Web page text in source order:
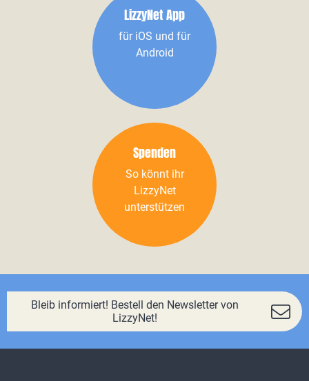
LizzyNet App
für iOS und für
Android
Spenden
So könnt ihr
LizzyNet
unterstützen
Bleib informiert! Bestell den Newsletter von
LizzyNet!